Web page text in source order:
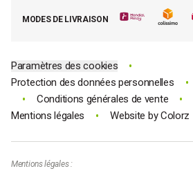
MODES DE LIVRAISON
Paramètres des cookies •
Protection des données personnelles •
• Conditions générales de vente •
Mentions légales • Website byColorz
Mentions légales :